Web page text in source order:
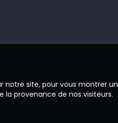
notre site, pour vous montrer un
provenance de nos visiteurs.